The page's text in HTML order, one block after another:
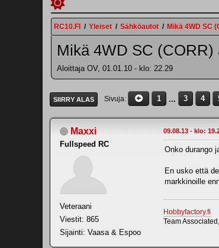
RC10.FI / Yleiset / Sähköautot / Mikä 4WD SC
Mikä 4WD SC (CORR)
Aloittaja OV, 01.01.10 - klo: 22.29
SIIRRY ALAS Sivuja 1 ... 3 4
Maxxi
Fullspeed RC
Veteraani
Viestit: 865
Sijainti: Vaasa & Espoo
09.08.13 - klo:
Onko durango
En usko että
markkinoille
Hobbyfactory.fi
Team